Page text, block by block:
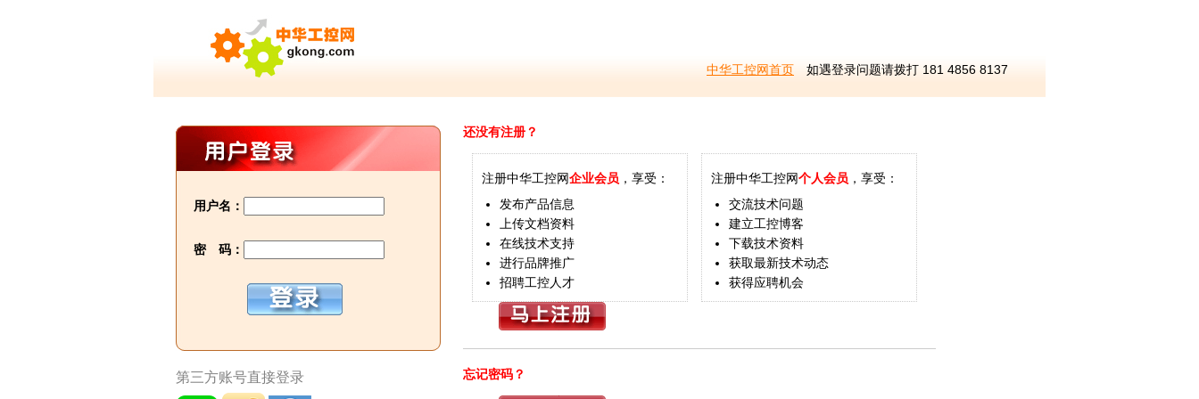
中华工控网首页 如遇登录问题请拨打 181 4856 8137
用户名：
密 码：
第三方账号直接登录
还没有注册？
注册中华工控网企业会员 ，享受：
发布产品信息
上传文档资料
在线技术支持
进行品牌推广
招聘工控人才
注册中华工控网个人会员 ，享受：
交流技术问题
建立工控博客
下载技术资料
获取最新技术动态
获得应聘机会
忘记密码？